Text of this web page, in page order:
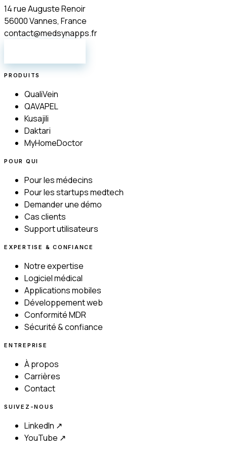
14 rue Auguste Renoir
56000 Vannes, France
contact@medsynapps.fr
PRODUITS
QualiVein
QAVAPEL
Kusajili
Daktari
MyHomeDoctor
POUR QUI
Pour les médecins
Pour les startups medtech
Demander une démo
Cas clients
Support utilisateurs
EXPERTISE & CONFIANCE
Notre expertise
Logiciel médical
Applications mobiles
Développement web
Conformité MDR
Sécurité & confiance
ENTREPRISE
À propos
Carrières
Contact
SUIVEZ-NOUS
LinkedIn ↗
YouTube ↗